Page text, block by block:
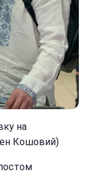
на
Кошовий)